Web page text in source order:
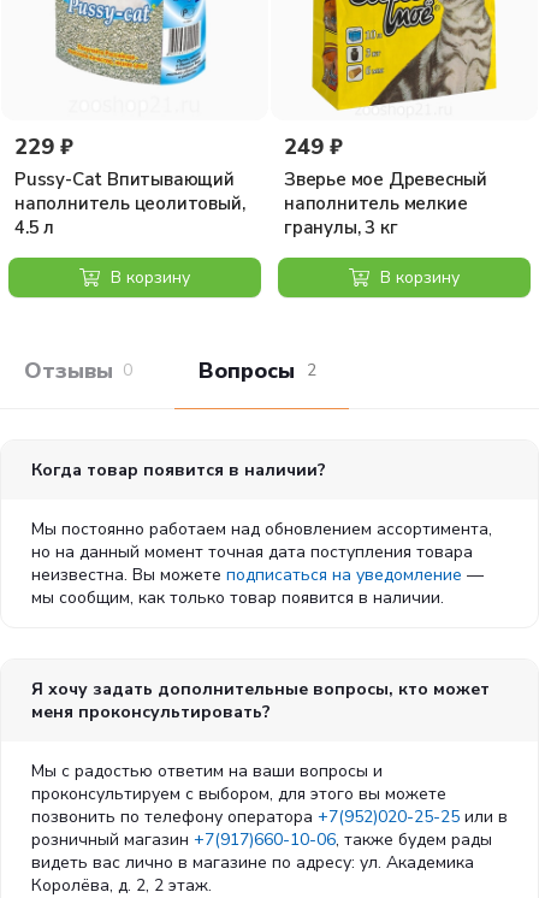
229 ₽
Pussy-Cat Впитывающий
наполнитель цеолитовый,
4.5 л
В корзину
249 ₽
Зверье мое Древесный
наполнитель мелкие
гранулы, 3 кг
В корзину
Отзывы покупателей
0 Вопросы и
2
Когда товар появится в наличии?
Мы постоянно работаем над обновлением ассортимента,
но на данный момент точная дата поступления товара
неизвестна. Вы можете подписаться на уведомление —
мы сообщим, как только товар появится в наличии.
Я хочу задать дополнительные вопросы, кто может
меня проконсультировать?
Мы с радостью ответим на ваши вопросы и
проконсультируем с выбором, для этого вы можете
позвонить по телефону оператора +7(952)020-25-25 или в
розничный магазин +7(917)660-10-06, также будем рады
видеть вас лично в магазине по адресу: ул. Академика
Королёва, д. 2, 2 этаж.